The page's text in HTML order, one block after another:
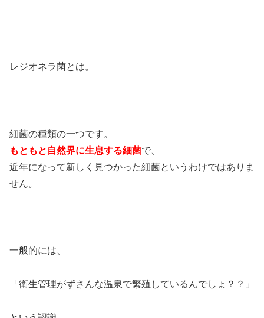
レジオネラ菌とは。
細菌の種類の一つです。
もともと自然界に生息する細菌で、
近年になって新しく見つかった細菌というわけではありま
せん。
一般的には、
「衛生管理がずさんな温泉で繁殖しているんでしょ？？」